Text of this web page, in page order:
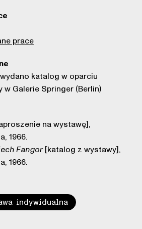
prace
indywidualna
katalog w oparciu
Galerie Springer (Berlin)
na wystawę],
1966.
Fangor[katalog z wystawy],
1966.